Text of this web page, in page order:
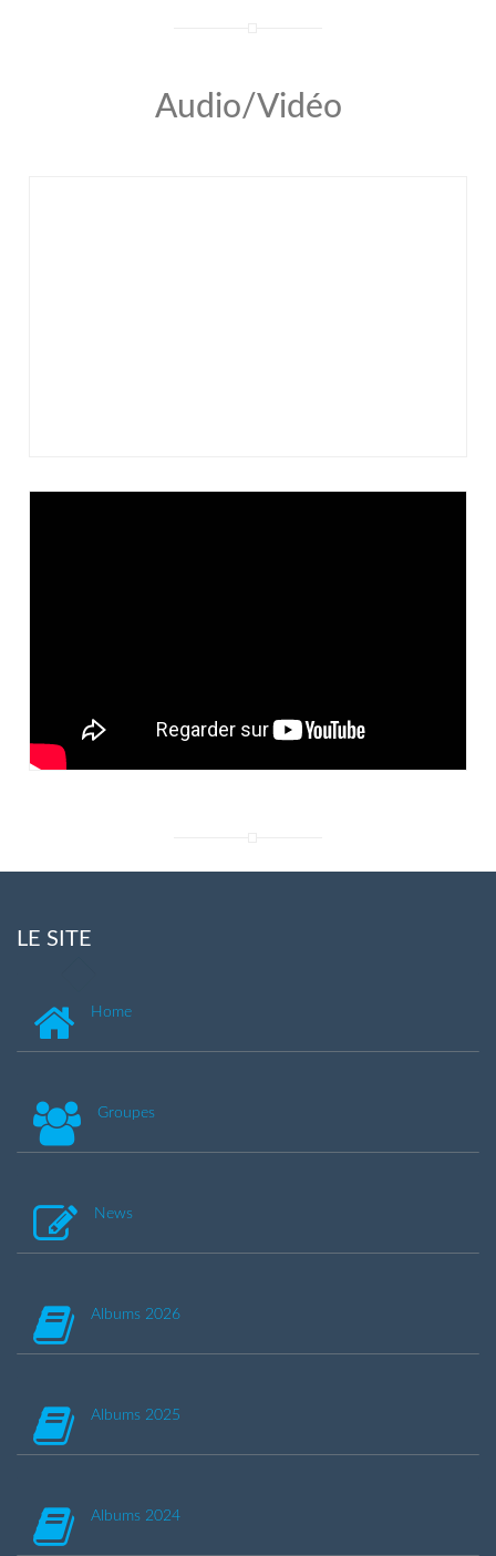
Audio/Vidéo
LE SITE
Home
Groupes
News
Albums 2026
Albums 2025
Albums 2024